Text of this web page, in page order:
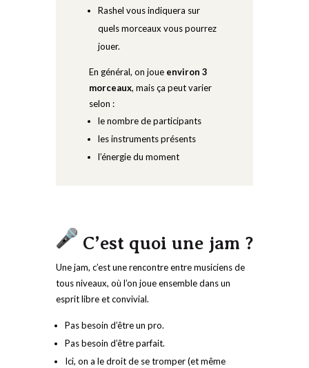
Rashel vous indiquera sur
quels morceaux vous pourrez
jouer.
En général, on joue environ 3
morceaux, mais ça peut varier
selon :
le nombre de participants
les instruments présents
l’énergie du moment
C’est quoi une jam ?
Une jam, c’est une rencontre entre musiciens de
tous niveaux, où l’on joue ensemble dans un
esprit libre et convivial.
Pas besoin d’être un pro.
Pas besoin d’être parfait.
Ici, on a le droit de se tromper (et même